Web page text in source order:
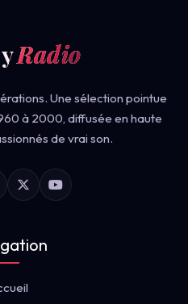
Radio
Une sélection pointue
à 2000, diffusée en haute
de vrai son.